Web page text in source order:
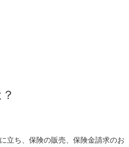
立ち、保険の販売、保険金請求のお